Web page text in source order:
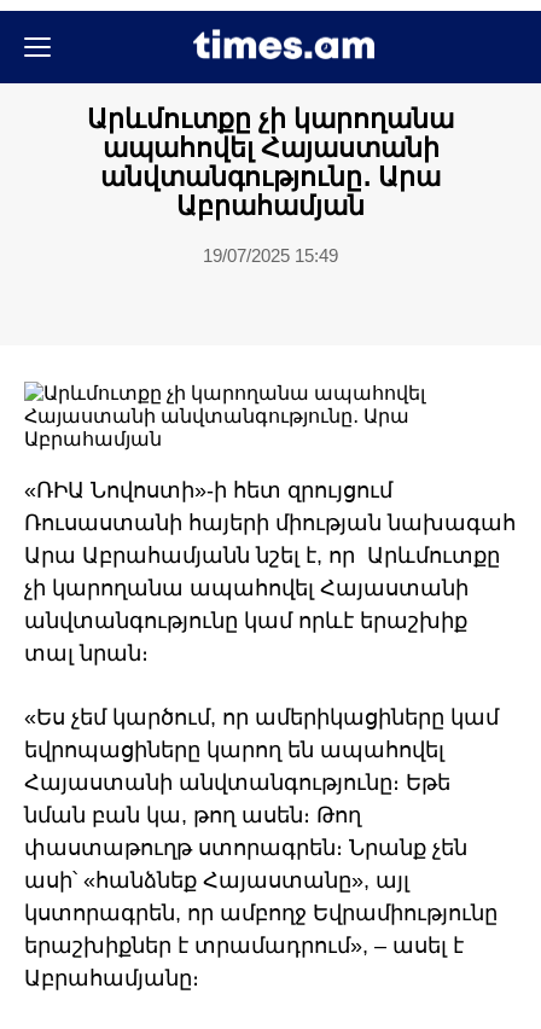
Արևմուտքը չի կարողանա
ապահովել Հայաստանի
անվտանգությունը․ Արա
Աբրահամյան
19/07/2025 15:49
«ՌԻԱ Նովոստի»-ի հետ զրույցում
Ռուսաստանի հայերի միության նախագահ
Արա Աբրահամյանն նշել է, որ Արևմուտքը
չի կարողանա ապահովել Հայաստանի
անվտանգությունը կամ որևէ երաշխիք
տալ նրան։
«Ես չեմ կարծում, որ ամերիկացիները կամ
եվրոպացիները կարող են ապահովել
Հայաստանի անվտանգությունը։ Եթե
նման բան կա, թող ասեն։ Թող
փաստաթուղթ ստորագրեն։ Նրանք չեն
ասի՝ «հանձնեք Հայաստանը», այլ
կստորագրեն, որ ամբողջ Եվրամիությունը
երաշխիքներ է տրամադրում», – ասել է
Աբրահամյանը։